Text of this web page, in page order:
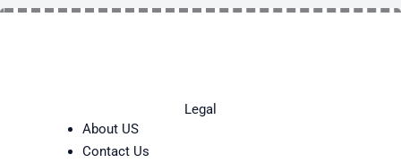
Legal
About US
Contact Us